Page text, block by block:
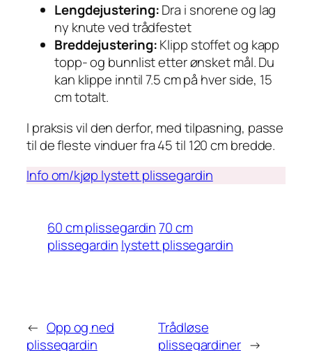
Lengdejustering:Dra i snorene og lag
ny knute ved trådfestet
Breddejustering:Klipp stoffet og kapp
topp- og bunnlist etter ønsket mål. Du
kan klippe inntil 7.5 cm på hver side, 15
cm totalt.
I praksis vil den derfor, med tilpasning, passe
til de fleste vinduer fra 45 til 120 cm bredde.
Info om/kjøp lystett plissegardin
60 cm plissegardin70 cm
plissegardin lystett plissegardin
← Opp og ned
plissegardin
Trådløse
plissegardiner →